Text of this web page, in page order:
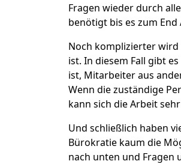
Fragen wieder durch
benötigt bis es zum
Noch komplizierter wird
ist. In diesem Fall gibt
ist, Mitarbeiter aus
Wenn die zuständige
kann sich die Arbeit
Und schließlich haben
Bürokratie kaum die
nach unten und Fragen